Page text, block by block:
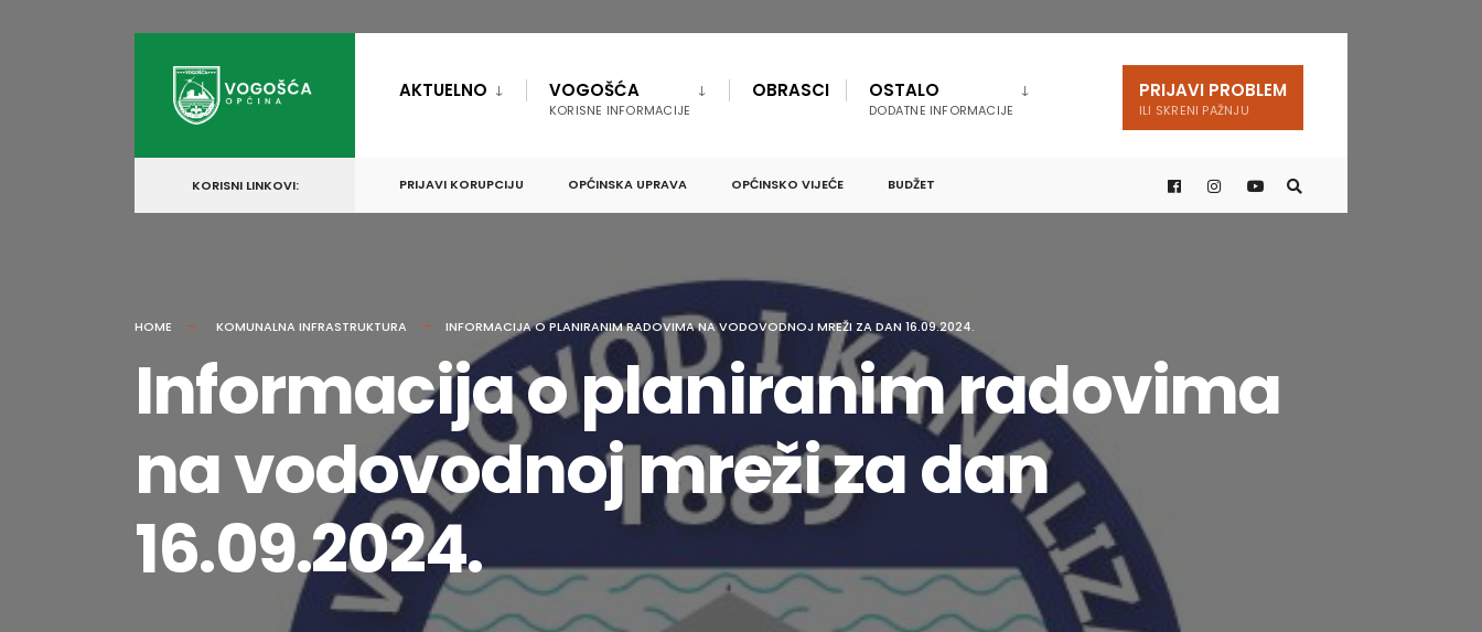
content
AKTUELNO VOGOŠĆA
KORISNE INFORMACIJE
OBRASCI OSTALO
DODATNE INFORMACIJE
PRIJAVI PROBLEM
ILI SKRENI PAŽNJU
KORISNI LINKOVI: PRIJAVI KORUPCIJU OPĆINSKA UPRAVA OPĆINSKO VIJEĆE BUDŽET
HOME KOMUNALNA INFRASTRUKTURA INFORMACIJA O PLANIRANIM RADOVIMA NA VODOVODNOJ MREŽI ZA DAN 16.09.2024.
Informacija o planiranim radovima
na vodovodnoj mreži za dan
16.09.2024.